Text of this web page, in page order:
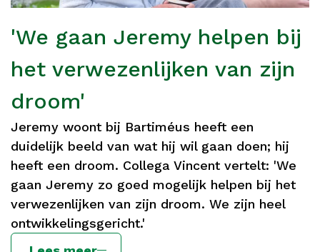
'We gaan Jeremy helpen bij
het verwezenlijken van zijn
droom'
Jeremy woont bij Bartiméus heeft een
duidelijk beeld van wat hij wil gaan doen; hij
heeft een droom. Collega Vincent vertelt: 'We
gaan Jeremy zo goed mogelijk helpen bij het
verwezenlijken van zijn droom. We zijn heel
ontwikkelingsgericht.'